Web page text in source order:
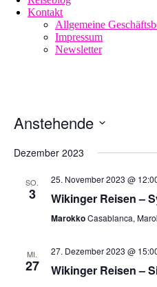
Kontakt
Allgemeine
Impressum
Newsletter
Anstehende
wählen.
Dezember 2023
SO.
3
25. November 2023 @
Wikinger Reisen –
MarokkoCasablanca,
MI.
27
27. Dezember 2023 @
Wikinger Reisen –